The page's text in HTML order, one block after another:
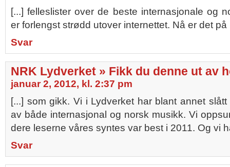
[...] felleslister over de beste internasjonale og
er forlengst strødd utover internettet. Nå er det
Svar
NRK Lydverket » Fikk du denne ut av
januar 2, 2012, kl. 2:37 pm
[...] som gikk. Vi i Lydverket har blant annet
av både internasjonal og norsk musikk. Vi
dere leserne våres syntes var best i 2011. Og vi
Svar